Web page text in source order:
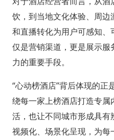
饮，到当地文化体验、周
和直播转化为用户可感知
仅是营销渠道，更是展示
力的重要手段。
“心动榜酒店”背后体现的正
绕每一家上榜酒店打造专
活，也让不同城市形成具
视频化、场景化呈现，为